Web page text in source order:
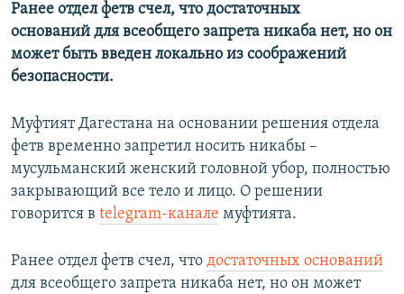
Ранее отдел фетв счел, что достаточных
оснований для всеобщего запрета никаба нет, но он
может быть введен локально из соображений
безопасности.
Муфтият Дагестана на основании решения отдела
фетв временно запретил носить никабы –
мусульманский женский головной убор, полностью
закрывающий все тело и лицо. О решении
говорится в telegram-канале муфтията.
Ранее отдел фетв счел, что достаточных оснований
для всеобщего запрета никаба нет, но он может